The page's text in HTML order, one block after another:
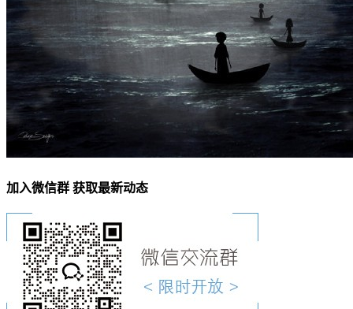
加入微信群 获取最新动态